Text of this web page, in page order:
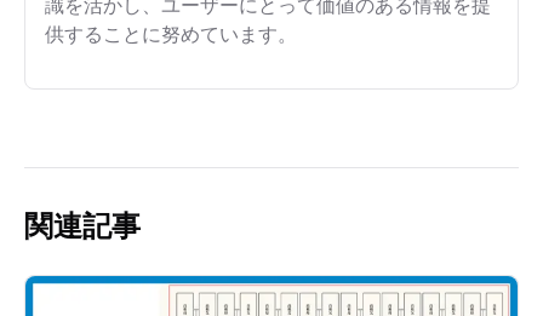
識を活かし、ユーザーにとって価値のある情報を提
供することに努めています。
関連記事